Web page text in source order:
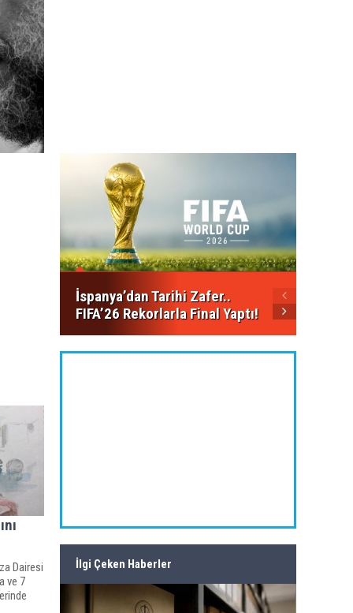
Dairesi
ve 7
İspanya’dan Tarihi Zafer..
FIFA’26 Rekorlarla Final Yaptı!
İlgi Çeken Haberler